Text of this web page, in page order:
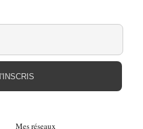
Mes réseaux